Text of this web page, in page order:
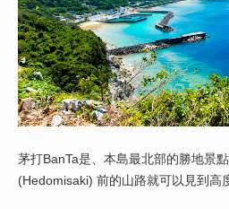
茅打BanTa是、本島最北部的勝地景
(Hedomisaki) 前的山路就可以見到高